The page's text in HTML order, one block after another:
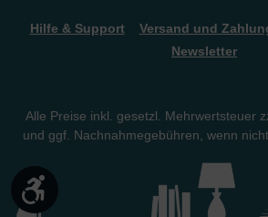
Hilfe & Support
Versand und
Newsletter
Alle Preise inkl. gesetzl. Mehrwertsteuer
und ggf. Nachnahmegebühren, wenn
Werkzeugleiste anzeigen